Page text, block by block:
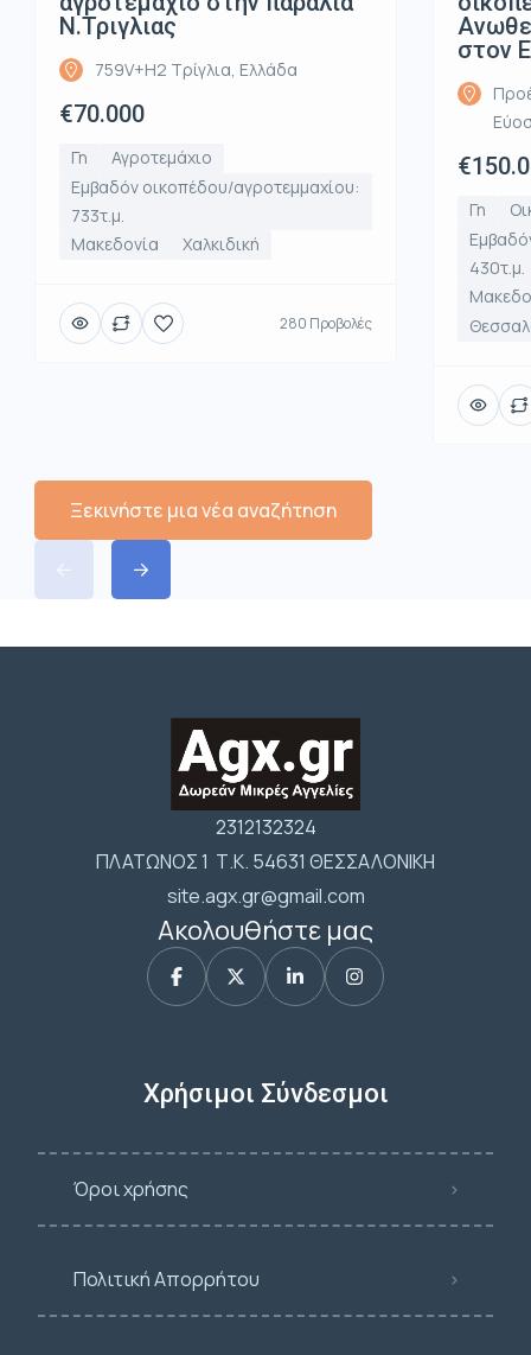
Ν.Τριγλιας
759V+H2 Τρίγλια, Ελλάδα
€70.000
Γη
Αγροτεμάχιο
Εμβαδόν οικοπέδου/αγροτεμμαχίου:
733τ.μ.
Μακεδονία
Χαλκιδική
280 Προβολές
στον
Γη
430τ.μ.
Ξεκινήστε μια νέα αναζήτηση
2312132324
ΠΛΑΤΩΝΟΣ 1 Τ.Κ. 54631 ΘΕΣΣΑΛΟΝΙΚΗ
site.agx.gr@gmail.com
Ακολουθήστε μας
Χρήσιμοι Σύνδεσμοι
Όροι χρήσης
Πολιτική Απορρήτου